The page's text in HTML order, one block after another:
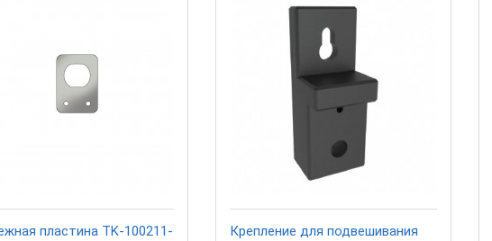
пластина TK-100211-
Крепление для подвешивания